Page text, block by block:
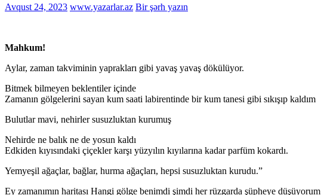
Avqust 24, 2023 www.yazarlar.az Bir şərh yazın
Mahkum!
Aylar, zaman takviminin yaprakları gibi yavaş yavaş dökülüyor.
Bitmek bilmeyen beklentiler içinde
Zamanın gölgelerini sayan kum saati labirentinde bir kum tanesi gibi sıkışıp kaldım
Bulutlar mavi, nehirler susuzluktan kurumuş
Nehirde ne balık ne de yosun kaldı
Edkiden kıyısındaki çiçekler karşı yüzyılın kıyılarına kadar parfüm kokardı.
Yemyeşil ağaçlar, bağlar, hurma ağaçları, hepsi susuzluktan kurudu.”
Ey zamanımın haritası Hangi gölge benimdi şimdi her rüzgarda şüpheye düşüyorum